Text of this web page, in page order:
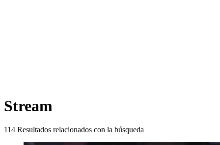
Stream
114 Resultados relacionados con la búsqueda